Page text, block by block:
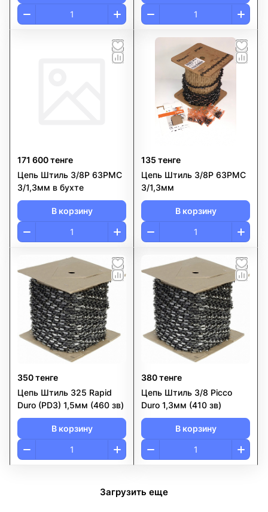
171 600 тенге
Цепь Штиль 3/8Р 63РМС
3/1,3мм в бухте
В корзину
135 тенге
Цепь Штиль 3/8Р 63РМС
3/1,3мм
В корзину
350 тенге
Цепь Штиль 325 Rapid
Duro (PD3) 1,5мм (460 зв)
В корзину
380 тенге
Цепь Штиль 3/8 Рicco
Duro 1,3мм (410 зв)
В корзину
Загрузить еще